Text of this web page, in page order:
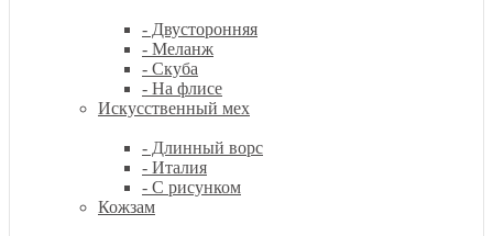
- Двусторонняя
- Меланж
- Скуба
- На флисе
Искусственный мех
- Длинный ворс
- Италия
- С рисунком
Кожзам